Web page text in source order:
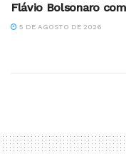
Flávio Bolsonaro
5 DE AGOSTO DE 2026